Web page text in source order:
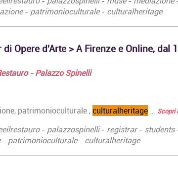
- patrimonioculturale- culturalheritage
Opere d'Arte > A Firenze e Online, dal
- Palazzo Spinelli
patrimonioculturale ,culturalheritage … Scopri
- palazzospinelli- registrar- students
- patrimonioculturale- culturalheritage